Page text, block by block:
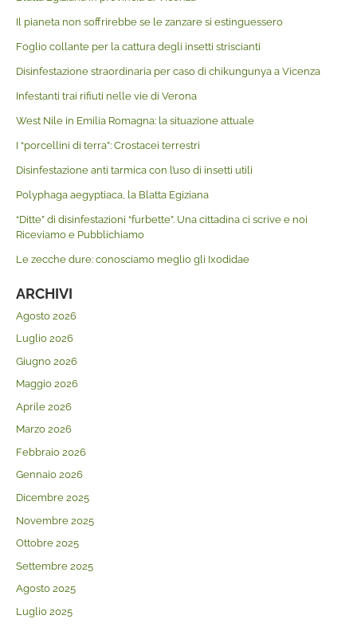
Il pianeta non soffrirebbe se le zanzare si estinguessero
Foglio collante per la cattura degli insetti striscianti
Disinfestazione straordinaria per caso di chikungunya a Vicenza
Infestanti trai rifiuti nelle vie di Verona
West Nile in Emilia Romagna: la situazione attuale
I “porcellini di terra”: Crostacei terrestri
Disinfestazione anti tarmica con l’uso di insetti utili
Polyphaga aegyptiaca, la Blatta Egiziana
“Ditte” di disinfestazioni “furbette”. Una cittadina ci scrive e noi
Riceviamo e Pubblichiamo
Le zecche dure: conosciamo meglio gli Ixodidae
ARCHIVI
Agosto 2026
Luglio 2026
Giugno 2026
Maggio 2026
Aprile 2026
Marzo 2026
Febbraio 2026
Gennaio 2026
Dicembre 2025
Novembre 2025
Ottobre 2025
Settembre 2025
Agosto 2025
Luglio 2025